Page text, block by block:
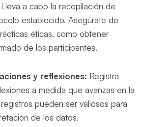
Lleva a cabo la recopilación de
establecido. Asegúrate de
éticas, como obtener
de los participantes.
y reflexiones: Registra
a medida que avanzas en la
pueden ser valiosos para
de los datos.